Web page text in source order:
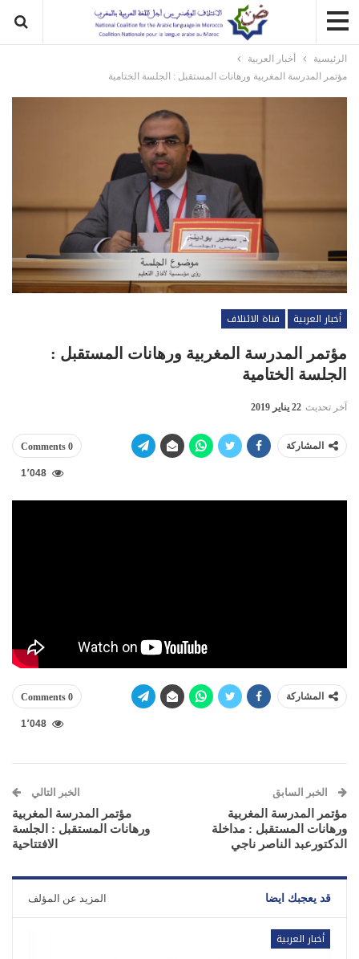
الرئيسية
أخبار العربية
مؤتمر المدرسة المغربية ورهانات المستقبل : الجلسة الختامية
أخبار العربية
قناة الائتلاف
مؤتمر المدرسة المغربية ورهانات المستقبل :
الجلسة الختامية
آخر تحديث 22 يناير 2019
المشاركة 0 Comments
1٬048
المشاركة 0 Comments
1٬048
الخبر السابق
مؤتمر المدرسة المغربية
ورهانات المستقبل : مداخلة
الدكتورعبد الناصر ناجي
الخبر التالي
مؤتمر المدرسة المغربية
ورهانات المستقبل : الجلسة
الافتتاحية
قد يعجبك ايضا المزيد عن المؤلف
أخبار العربية